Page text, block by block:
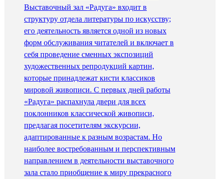
Выставочный зал «Радуга» входит в
структуру отдела литературы по искусству;
его деятельность является одной из новых
форм обслуживания читателей и включает в
себя проведение сменных экспозиций
художественных репродукций картин,
которые принадлежат кисти классиков
мировой живописи. С первых дней работы
«Радуга» распахнула двери для всех
поклонников классической живописи,
предлагая посетителям экскурсии,
адаптированные к разным возрастам. Но
наиболее востребованным и перспективным
направлением в деятельности выставочного
зала стало приобщение к миру прекрасного